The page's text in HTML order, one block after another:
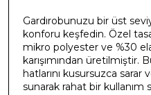
Gardırobunuzu bir üst
konforu keşfedin. Özel
mikro polyester ve %30
karışımından üretilmiştir.
hatlarını kusursuzca
sunarak rahat bir kullanım